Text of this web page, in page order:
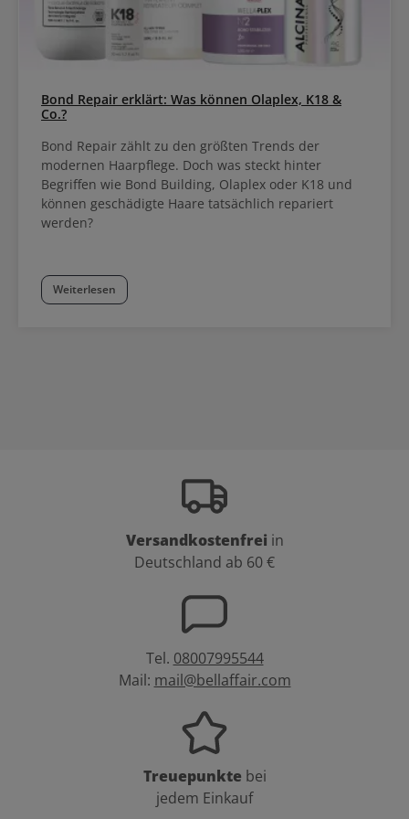
Bond Repair erklärt: Was können Olaplex, K18 &
Co.?
Bond Repair zählt zu den größten Trends der
modernen Haarpflege. Doch was steckt hinter
Begriffen wie Bond Building, Olaplex oder K18 und
können geschädigte Haare tatsächlich repariert
werden?
Weiterlesen
Versandkostenfrei in
Deutschland ab 60 €
Tel. 08007995544
Mail: mail@bellaffair.com
Treuepunkte bei
jedem Einkauf